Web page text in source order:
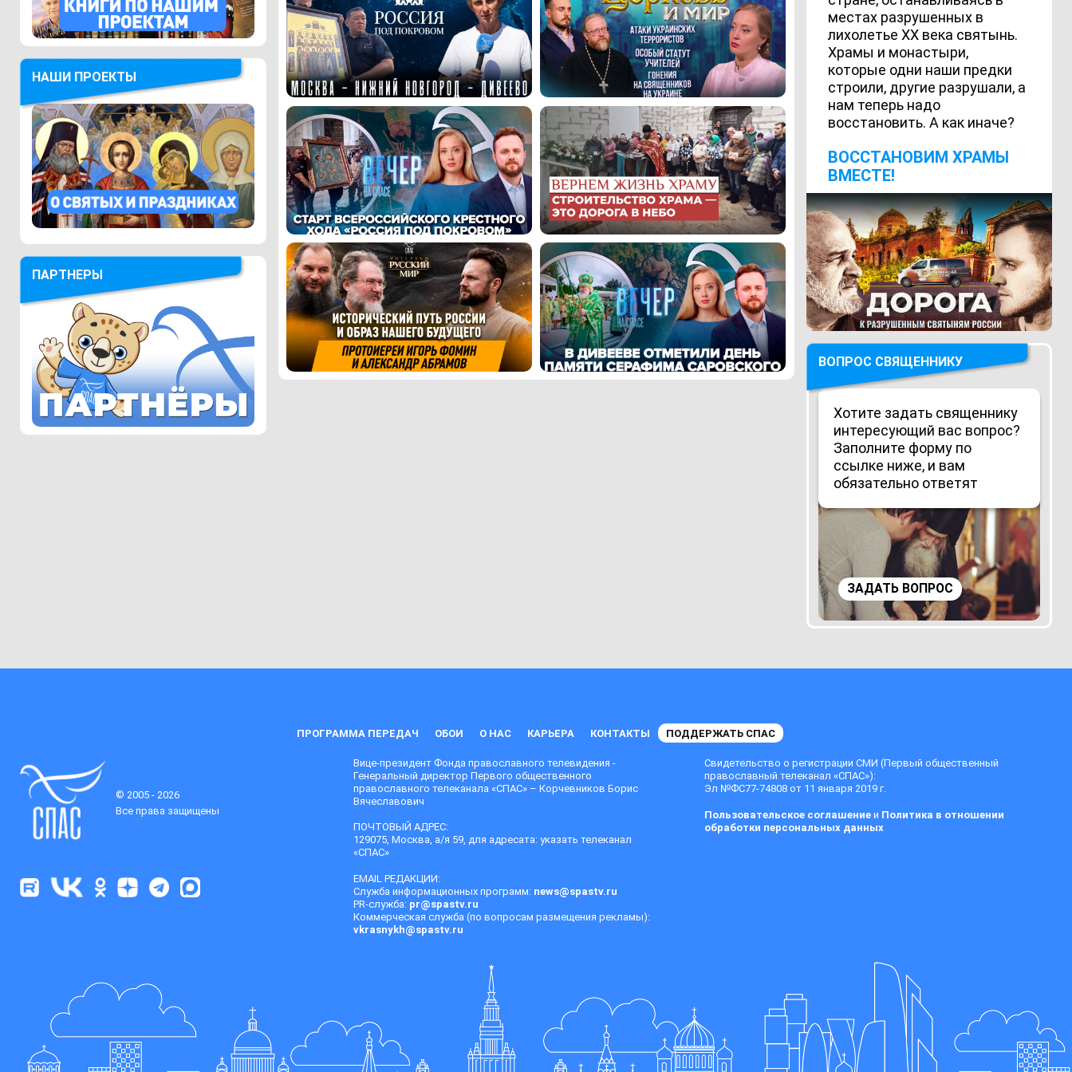
НАШИ ПРОЕКТЫ
ПАРТНЕРЫ
местах разрушенных в
лихолетье ХХ века святынь.
Храмы и монастыри,
которые одни наши предки
строили, другие разрушали, а
нам теперь надо
восстановить. А как иначе?
ВОCСТАНОВИМ ХРАМЫ
ВМЕСТЕ!
ВОПРОС СВЯЩЕННИКУ
Хотите задать священнику
интересующий вас вопрос?
Заполните форму по
ссылке ниже, и вам
обязательно ответят
ЗАДАТЬ ВОПРОС
ПРОГРАММА ПЕРЕДАЧ ОБОИ О НАС КАРЬЕРА КОНТАКТЫ ПОДДЕРЖАТЬ СПАС
© 2005 - 2026
Все права защищены
Вице-президент Фонда православного телевидения -
Генеральный директор Первого общественного
православного телеканала «СПАС» – Корчевников Борис
Вячеславович
ПОЧТОВЫЙ АДРЕС:
129075, Москва, а/я 59, для адресата: указать телеканал
«СПАС»
EMAIL РЕДАКЦИИ:
Служба информационных программ: news@spastv.ru
PR-служба: pr@spastv.ru
Коммерческая служба (по вопросам размещения рекламы):
vkrasnykh@spastv.ru
Свидетельство о регистрации СМИ (Первый общественный
православный телеканал «СПАС»):
Эл №ФС77-74808 от 11 января 2019 г.
Пользовательское соглашениеи Политика в отношении
обработки персональных данных